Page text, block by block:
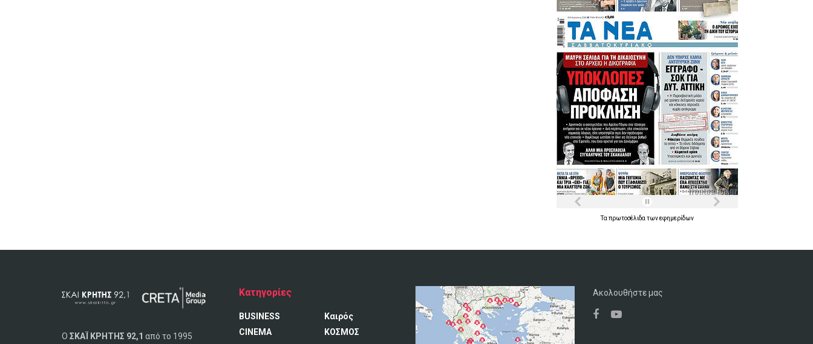
Τα πρωτοσέλιδα τωνεφημερίδων
Ο ΣΚΑΪ ΚΡΗΤΗΣ 92,1 από το 1995
Κατηγορίες
BUSINESS
CINEMA
Καιρός
ΚΟΣΜΟΣ
Ακολουθήστε μας